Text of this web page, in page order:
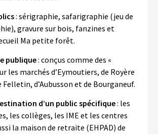
: sérigraphie, safarigraphie (jeu de
gravure sur bois, fanzines et
Ma petite forêt.
publique: conçus comme des «
les marchés d’Eymoutiers, de Royère
Felletin, d’Aubusson et de Bourganeuf.
d’un public spécifique: les
les collèges, les IME et les centres
la maison de retraite (EHPAD) de